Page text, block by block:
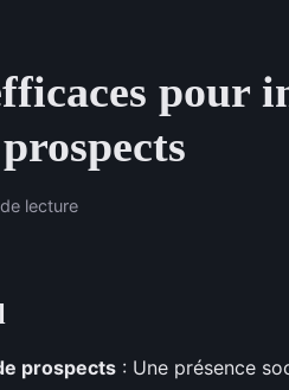
pour
lecture
prospects : Une présence